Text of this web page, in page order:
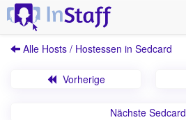
Alle Hosts / Hostessen in Sedcard
Vorherige
Nächste Sedcard